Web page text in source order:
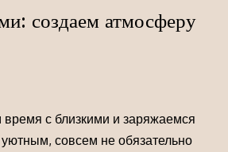
создаем атмосферу
с близкими и заряжаемся
совсем не обязательно